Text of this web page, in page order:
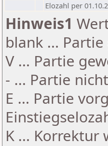
Elozahl per
Hinweis1
blank ...
V ... Partie
- ... Partie
E ... Partie
K ... Korrektur